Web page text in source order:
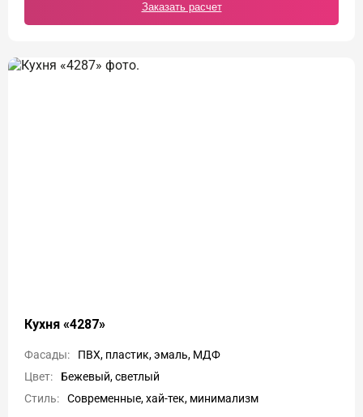
Заказать расчет
Кухня «4287»
Фасады:
ПВХ, пластик, эмаль, МДФ
Цвет:
Бежевый, светлый
Стиль:
Современные, хай-тек, минимализм